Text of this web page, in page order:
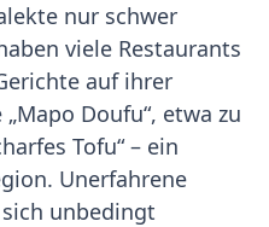
nur schwer
viele Restaurants
auf ihrer
Doufu“, etwa zu
Tofu“ – ein
Unerfahrene
unbedingt